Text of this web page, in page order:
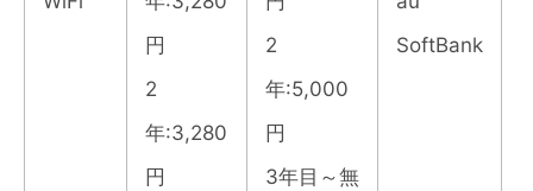
円
2
年:3,280
円
2
年:5,000
円
3年目～無
SoftBank